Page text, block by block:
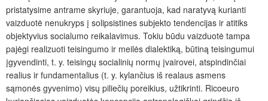
pristatysime antrame skyriuje, garantuoja, kad naratyvą kurianti
vaizduotė nenukryps į solipsistines subjekto tendencijas ir atitiks
objektyvius socialumo reikalavimus. Tokiu būdu vaizduotė tampa
pajėgi realizuoti teisingumo ir meilės dialektiką, būtiną teisingumui
įgyvendinti, t. y. teisingų socialinių normų įvairovei, atspindinčiai
realius ir fundamentalius (t. y. kylančius iš realaus asmens
sąmonės gyvenimo) visų piliečių poreikius, užtikrinti. Ricoeuro